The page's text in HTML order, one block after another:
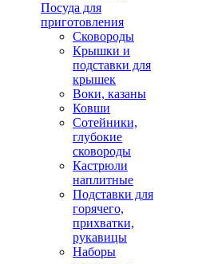
Посуда для
приготовления
Сковороды
Крышки и
подставки для
крышек
Воки, казаны
Ковши
Сотейники,
глубокие
сковороды
Кастрюли
наплитные
Подставки для
горячего,
прихватки,
рукавицы
Наборы